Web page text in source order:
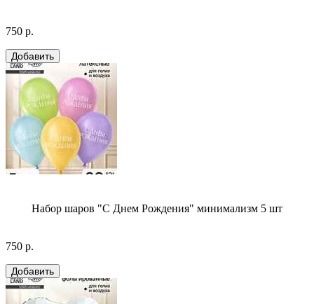
750 р.
Набор шаров "С Днем Рождения" минимализм 5 шт
750 р.